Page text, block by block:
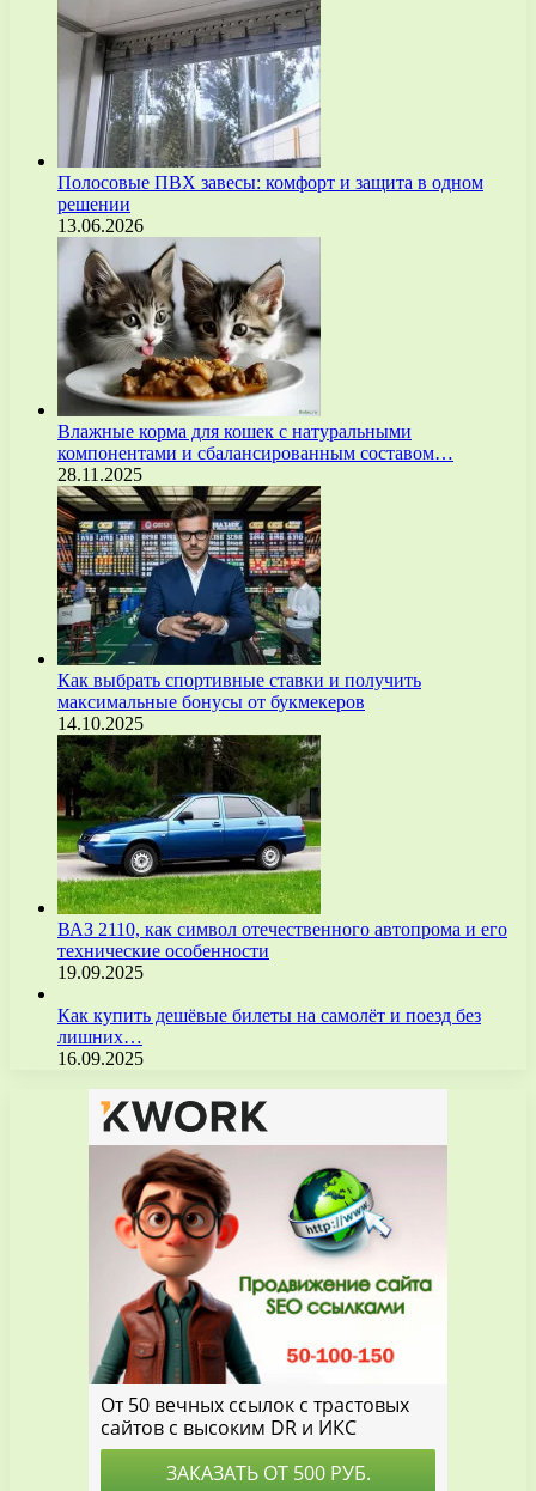
Полосовые ПВХ завесы: комфорт и защита в одном
решении
13.06.2026
Влажные корма для кошек с натуральными
компонентами и сбалансированным составом…
28.11.2025
Как выбрать спортивные ставки и получить
максимальные бонусы от букмекеров
14.10.2025
ВАЗ 2110, как символ отечественного автопрома и его
технические особенности
19.09.2025
Как купить дешёвые билеты на самолёт и поезд без
лишних…
16.09.2025